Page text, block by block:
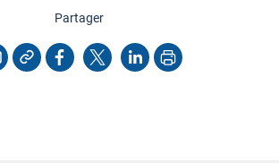
Partagercette page
Copier l'adresse
Facebook
X LinkedInImprimer